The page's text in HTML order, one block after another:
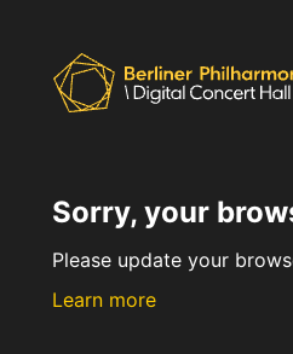
Sorry, your
Please update your
Learn more